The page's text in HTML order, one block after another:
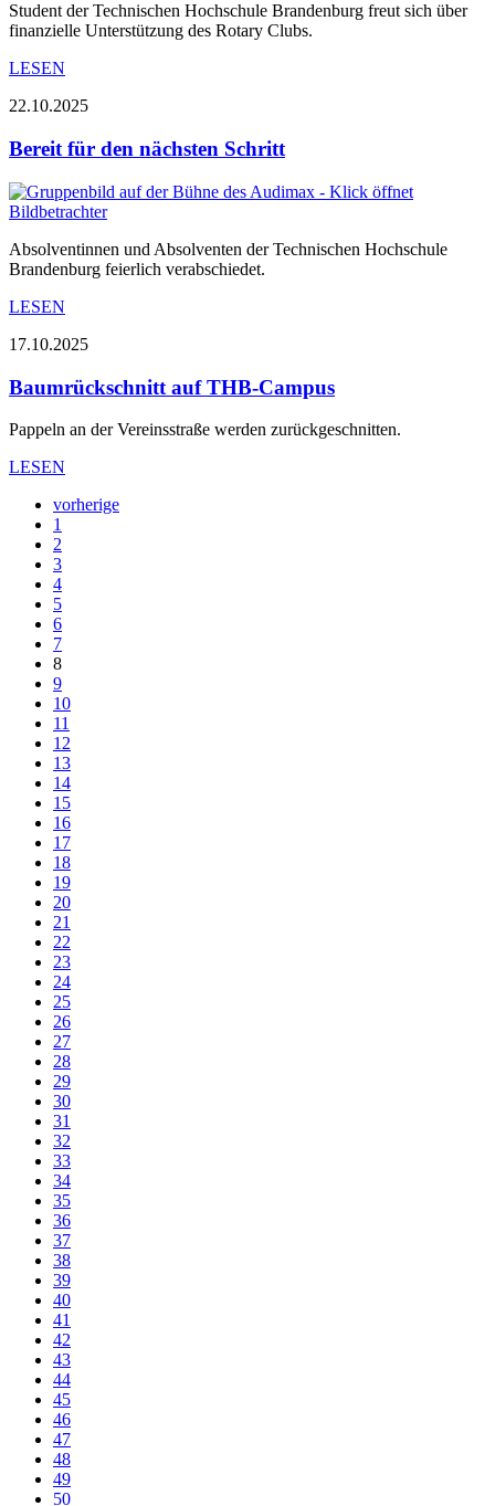
Student der Technischen Hochschule Brandenburg freut sich über
finanzielle Unterstützung des Rotary Clubs.
LESEN
22.10.2025
Bereit für den nächsten Schritt
Absolventinnen und Absolventen der Technischen Hochschule
Brandenburg feierlich verabschiedet.
LESEN
17.10.2025
Baumrückschnitt auf THB-Campus
Pappeln an der Vereinsstraße werden zurückgeschnitten.
LESEN
vorherige
1
2
3
4
5
6
7
8
9
10
11
12
13
14
15
16
17
18
19
20
21
22
23
24
25
26
27
28
29
30
31
32
33
34
35
36
37
38
39
40
41
42
43
44
45
46
47
48
49
50